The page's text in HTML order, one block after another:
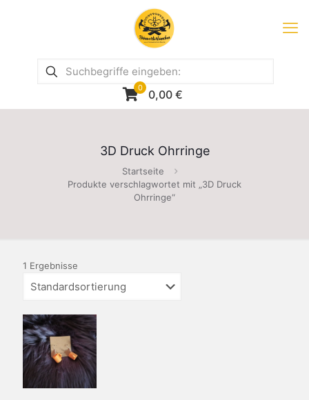
0 0,00 €
3D Druck Ohrringe
Startseite
Produkte verschlagwortet mit „3D Druck
Ohrringe“
1 Ergebnisse